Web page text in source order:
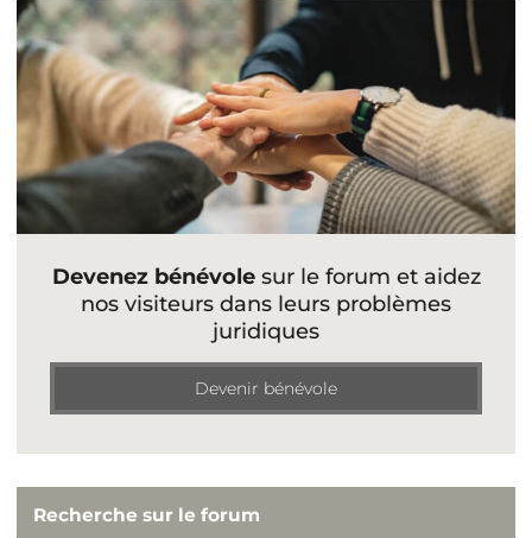
Devenez bénévolesur le forum et aidez
nos visiteurs dans leurs problèmes
juridiques
Devenir bénévole
Recherche sur le forum